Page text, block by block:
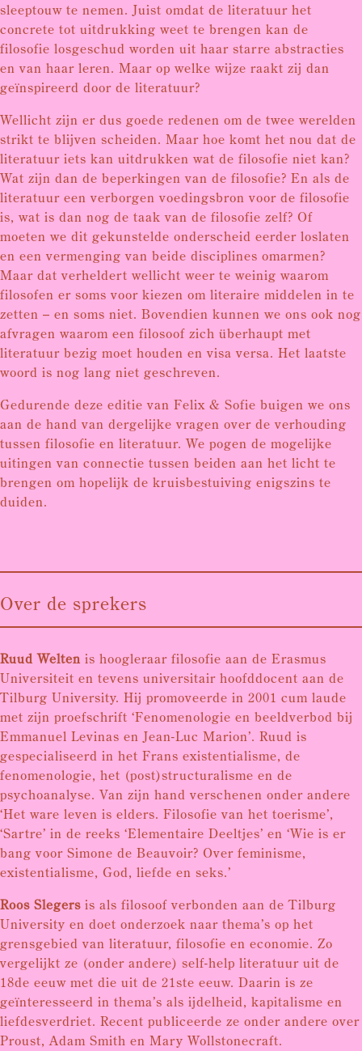
sleeptouw te nemen. Juist omdat de literatuur het
concrete tot uitdrukking weet te brengen kan de
filosofie losgeschud worden uit haar starre abstracties
en van haar leren. Maar op welke wijze raakt zij dan
geïnspireerd door de literatuur?
Wellicht zijn er dus goede redenen om de twee werelden
strikt te blijven scheiden. Maar hoe komt het nou dat de
literatuur iets kan uitdrukken wat de filosofie niet kan?
Wat zijn dan de beperkingen van de filosofie? En als de
literatuur een verborgen voedingsbron voor de filosofie
is, wat is dan nog de taak van de filosofie zelf? Of
moeten we dit gekunstelde onderscheid eerder loslaten
en een vermenging van beide disciplines omarmen?
Maar dat verheldert wellicht weer te weinig waarom
filosofen er soms voor kiezen om literaire middelen in te
zetten – en soms niet. Bovendien kunnen we ons ook nog
afvragen waarom een filosoof zich überhaupt met
literatuur bezig moet houden en visa versa. Het laatste
woord is nog lang niet geschreven.
Gedurende deze editie van Felix & Sofie buigen we ons
aan de hand van dergelijke vragen over de verhouding
tussen filosofie en literatuur. We pogen de mogelijke
uitingen van connectie tussen beiden aan het licht te
brengen om hopelijk de kruisbestuiving enigszins te
duiden.
Over de sprekers
Ruud Welten is hoogleraar filosofie aan de Erasmus
Universiteit en tevens universitair hoofddocent aan de
Tilburg University. Hij promoveerde in 2001 cum laude
met zijn proefschrift ‘Fenomenologie en beeldverbod bij
Emmanuel Levinas en Jean-Luc Marion’. Ruud is
gespecialiseerd in het Frans existentialisme, de
fenomenologie, het (post)structuralisme en de
psychoanalyse. Van zijn hand verschenen onder andere
‘Het ware leven is elders. Filosofie van het toerisme’,
‘Sartre’ in de reeks ‘Elementaire Deeltjes’ en ‘Wie is er
bang voor Simone de Beauvoir? Over feminisme,
existentialisme, God, liefde en seks.’
Roos Slegers is als filosoof verbonden aan de Tilburg
University en doet onderzoek naar thema’s op het
grensgebied van literatuur, filosofie en economie. Zo
vergelijkt ze (onder andere) self-help literatuur uit de
18de eeuw met die uit de 21ste eeuw. Daarin is ze
geïnteresseerd in thema’s als ijdelheid, kapitalisme en
liefdesverdriet. Recent publiceerde ze onder andere over
Proust, Adam Smith en Mary Wollstonecraft.